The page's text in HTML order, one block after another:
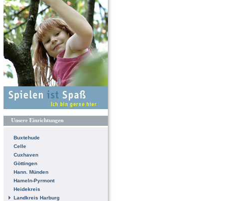
Unsere Einrichtungen
Buxtehude
Celle
Cuxhaven
Göttingen
Hann. Münden
Hameln-Pyrmont
Heidekreis
Landkreis Harburg